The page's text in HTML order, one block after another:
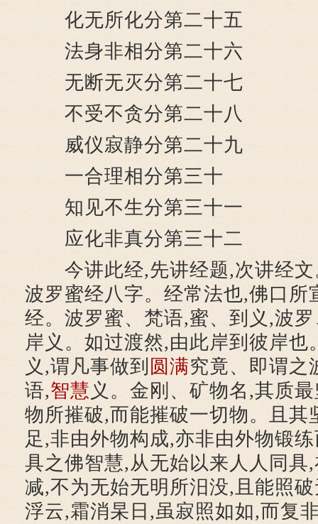
化无所化分第二十五
法身非相分第二十六
无断无灭分第二十七
不受不贪分第二十八
威仪寂静分第二十九
一合理相分第三十
知见不生分第三十一
应化非真分第三十二
今讲此经,先讲经题,次讲经文
波罗蜜经八字。经常法也,佛口所
经。波罗蜜、梵语,蜜、到义,波
岸义。如过渡然,由此岸到彼岸也
义,谓凡事做到 圆满究竟、即谓之
语,智慧 义。金刚、矿物名,其质
物所摧破,而能摧破一切物。且其
足,非由外物构成,亦非由外物锻
具之佛智慧,从无始以来人人同具
减,不为无始无明所汨没,且能照
浮云,霜消杲日,虽寂照如如,而复